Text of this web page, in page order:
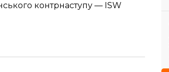
контрнаступу — ISW